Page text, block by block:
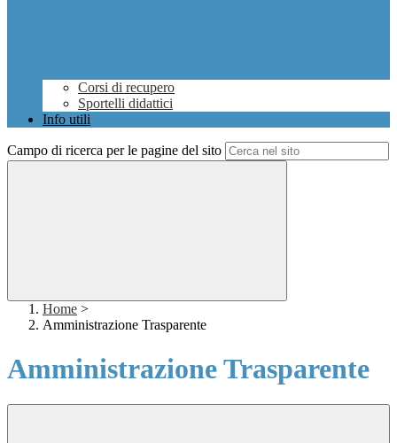
Corsi di recupero
Sportelli didattici
Info utili
Campo di ricerca per le pagine del sito
Home >
Amministrazione Trasparente
Amministrazione Trasparente